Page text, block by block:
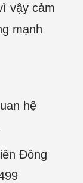
vậy cảm
mạnh
hệ
Đông